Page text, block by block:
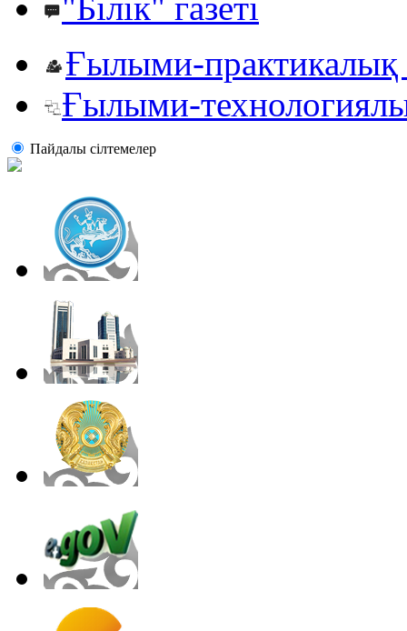
Ғылыми-практикалық
Ғылыми-
Пайдалы сiлтемелер